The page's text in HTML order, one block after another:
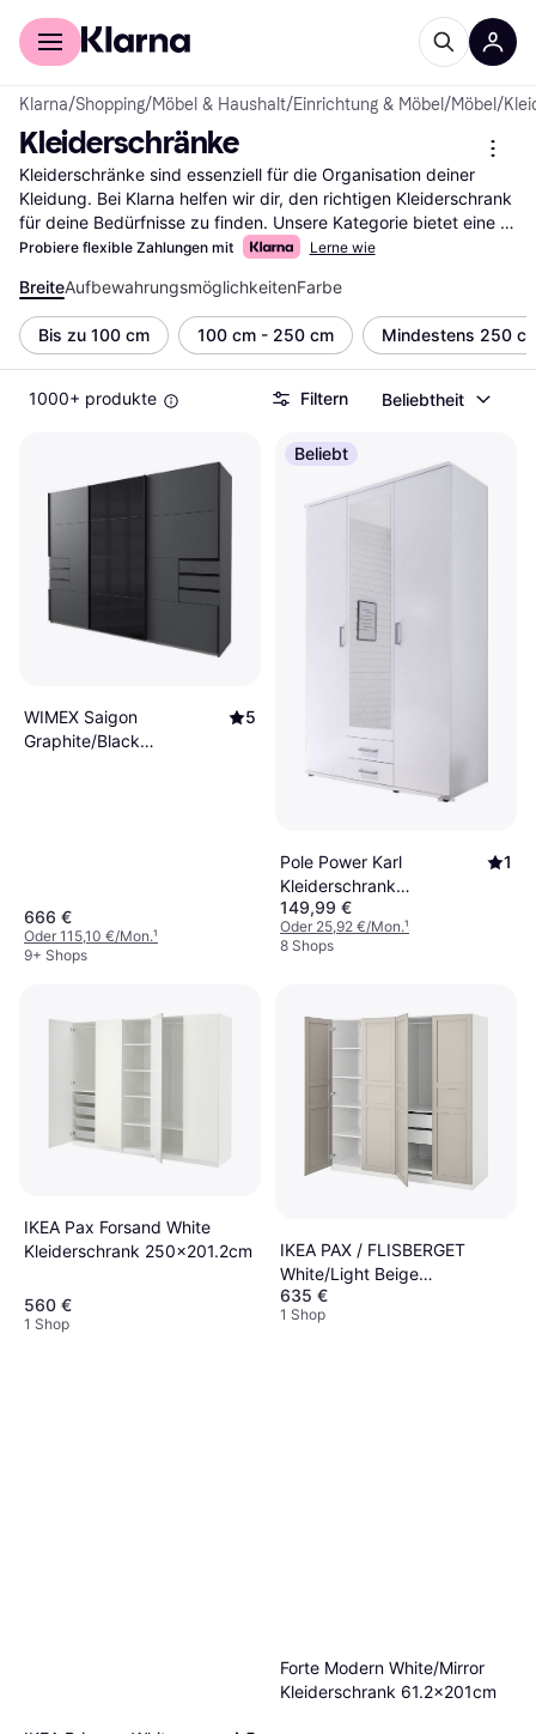
Für Shopper
Klarna/Shopping/Möbel & Haushalt/Einrichtung & Möbel /Möbel /
Kleiderschränke
Kleiderschränke sind essenziell für die Organisation deiner
Kleidung. Bei Klarna helfen wir dir, den richtigen Kleiderschrank
für deine Bedürfnisse zu finden. Unsere Kategorie bietet eine
Vielzahl von Schränken, die du mit unseren praktischen Filtern
Design suchst, unsere Filter leiten dich schnell zum passenden
Kleiderschrank. Du kannst auch nach Preis, Marke oder
Bewertungen filtern, um deine Auswahl weiter zu verfeinern. So
findest du genau das Möbelstück, das zu deinem Stil passt.
Lies die Nutzerbewertungen, um mehr über die Erfahrungen
anderer zu erfahren und die richtige Wahl zu treffen. Du kannst
sicher sein, dass du bei uns die besten Angebote findest.
Starte deine Suche nach dem idealen Kleiderschrank hier und
bringe Ordnung in dein Zuhause.
Mehr über kleiderschränke »
Probiere flexible Zahlungen mit Lerne wie
BreiteAufbewahrungsmöglichkeitenFarbe
Bis zu 100 cm 100 cm - 250 cm Mindestens 250
1000+ produkte Filtern Beliebtheit
WIMEX Saigon
Graphite/Black
5
666 €
Oder 115,10 €/Mon.¹
9+ Shops
Beliebt
Pole Power Karl
Kleiderschrank
120x195cm
1
149,99 €
Oder 25,92 €/Mon.¹
8 Shops
IKEA Pax Forsand White
Kleiderschrank 250x201.2cm
560 €
1 Shop
IKEA PAX / FLISBERGET
White/Light Beige
Kleiderschrank 200x201.2cm
635 €
1 Shop
Forte Modern White/Mirror
Kleiderschrank 61.2x201cm